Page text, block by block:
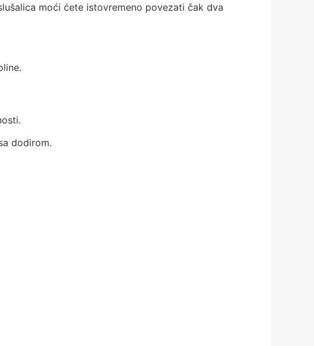
moći ćete istovremeno povezati čak dva
dodirom.